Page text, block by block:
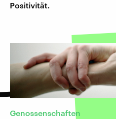
Positivität.
Genossenschaften